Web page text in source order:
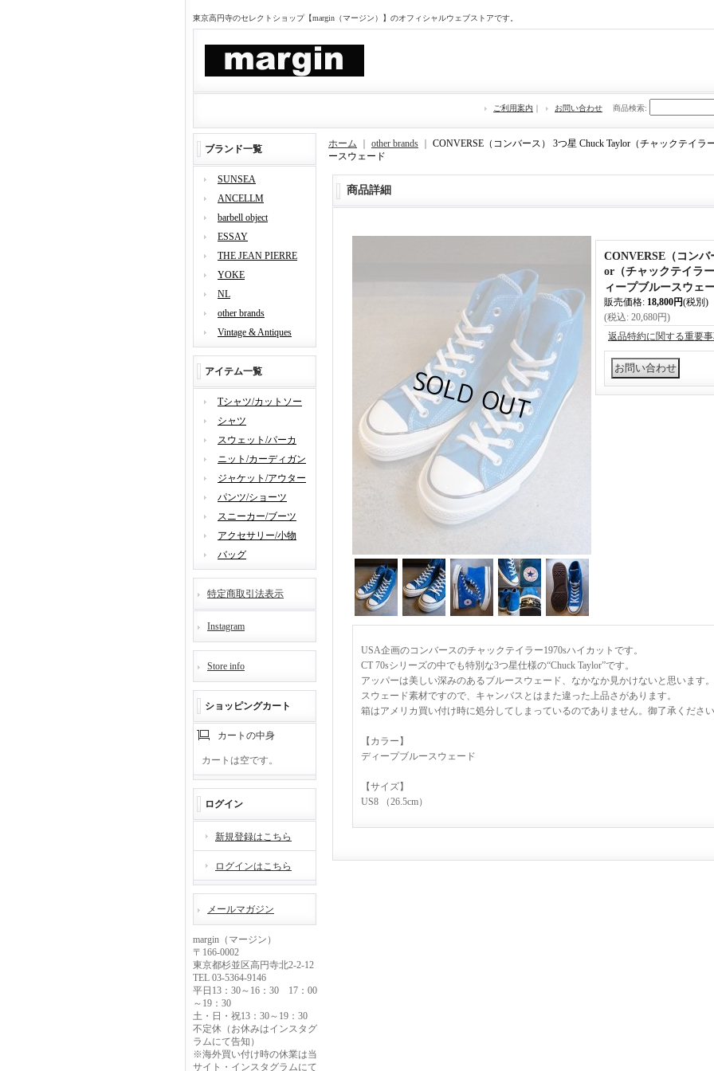
東京高円寺のセレクトショップ【margin（マージン）】のオフィシャルウェブストアです。
ご利用案内 ｜ お問い合わせ 商品検索:
ブランド一覧
SUNSEA
ANCELLM
barbell object
ESSAY
THE JEAN PIERRE
YOKE
NL
other brands
Vintage & Antiques
アイテム一覧
Tシャツ/カットソー
シャツ
スウェット/パーカ
ニット/カーディガン
ジャケット/アウター
パンツ/ショーツ
スニーカー/ブーツ
アクセサリー/小物
バッグ
特定商取引法表示
Instagram
Store info
ショッピングカート
カートの中身
カートは空です。
ログイン
新規登録はこちら
ログインはこちら
メールマガジン
margin（マージン）
〒166-0002
東京都杉並区高円寺北2-2-12
TEL 03-5364-9146
平日13：30～16：30 17：00
～19：30
土・日・祝13：30～19：30
不定休（お休みはインスタグ
ラムにて告知）
※海外買い付け時の休業は当
サイト・インスタグラムにて
ホーム other brands
CONVERSE（コンバース） 3つ星 Chuck Taylor（チャックテイラ
ースウェード
商品詳細
CONVERSE（コン
or（チャックテイラ
ィープブルースウェ
販売価格: 18,800円(税別)
(税込: 20,680円)
返品特約に関する重要
USA企画のコンバースのチャックテイラー1970sハイカットです。
CT 70sシリーズの中でも特別な3つ星仕様の“Chuck Taylor”です。
アッパーは美しい深みのあるブルースウェード、なかなか見かけないと思います。
スウェード素材ですので、キャンバスとはまた違った上品さがあります。
箱はアメリカ買い付け時に処分してしまっているのでありません。御了承くださ
【カラー】
ディープブルースウェード
【サイズ】
US8 （26.5cm）